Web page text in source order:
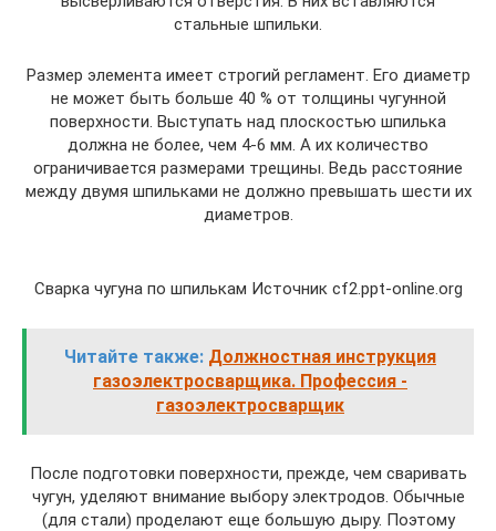
стальные шпильки.
Размер элемента имеет строгий регламент. Его диаметр
не может быть больше 40 % от толщины чугунной
поверхности. Выступать над плоскостью шпилька
должна не более, чем 4-6 мм. А их количество
ограничивается размерами трещины. Ведь расстояние
между двумя шпильками не должно превышать шести их
диаметров.
Сварка чугуна по шпилькам Источник cf2.ppt-online.org
Читайте также: Должностная инструкция
газоэлектросварщика. Профессия -
газоэлектросварщик
После подготовки поверхности, прежде, чем сваривать
чугун, уделяют внимание выбору электродов. Обычные
(для стали) проделают еще большую дыру. Поэтому